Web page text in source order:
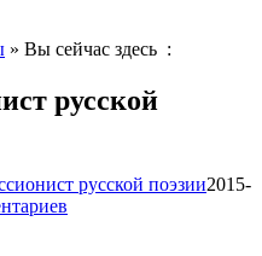
» Вы сейчас здесь :
русской
русской поэзии2015-